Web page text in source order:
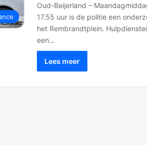
Oud-Beijerland –
17.55 uur is de politie een
het Rembrandtplein.
een…
Lees meer